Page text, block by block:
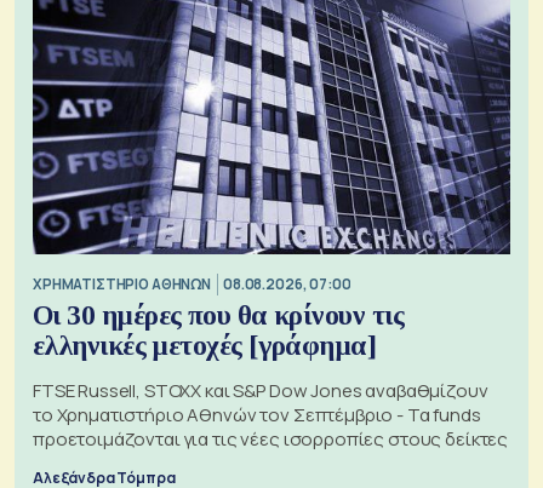
XΡΗΜΑΤΙΣΤΗΡΙΟ ΑΘΗΝΩΝ 08.08.2026, 07:00
Οι 30 ημέρες που θα κρίνουν τις
ελληνικές μετοχές [γράφημα]
FTSE Russell, STOXX και S&P Dow Jones αναβαθμίζουν
το Χρηματιστήριο Αθηνών τον Σεπτέμβριο - Τα funds
προετοιμάζονται για τις νέες ισορροπίες στους δείκτες
Αλεξάνδρα Τόμπρα